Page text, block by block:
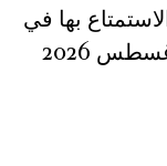
بها في
2026